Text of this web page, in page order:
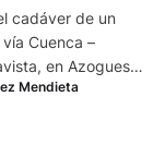
cadáver de un
Cuenca –
en Azogues.
estaba
cartón con la
Mendieta